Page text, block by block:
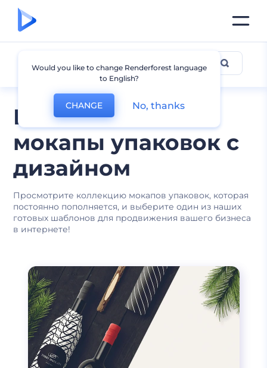
Бесплатные
мокапы упаковок с
дизайном
Просмотрите коллекцию мокапов упаковок, которая
постоянно пополняется, и выберите один из наших
готовых шаблонов для продвижения вашего бизнеса
в интернете!
Другие мокапы упаковок
Would you like to change Renderforest language
to English?
CHANGE No, thanks